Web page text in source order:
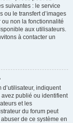
suivantes : le service
ou le transfert d’images
ou non la fonctionnalité
aux utilisateurs.
à contacter un
indiquent
publié ou identifient
et les
du forum peut
de ce système en